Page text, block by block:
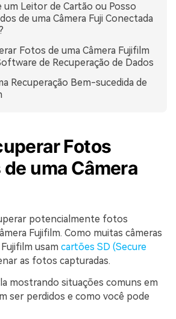
um Leitor de Cartão ou Posso
de uma Câmera Fuji Conectada
Fotos de uma Câmera Fujifilm
de Recuperação de Dados
Recuperação Bem-sucedida de
Fotos
uma Câmera
potencialmente fotos
Fujifilm. Como muitas câmeras
usam cartões SD (Secure
as fotos capturadas.
mostrando situações comuns em
ser perdidos e como você pode